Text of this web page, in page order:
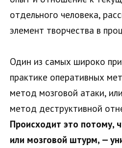
отдельного человека,
элемент творчества в
Один из самых широко
практике оперативных
метод мозговой атаки,
метод деструктивной
Происходит это потому,
или мозговой штурм, —